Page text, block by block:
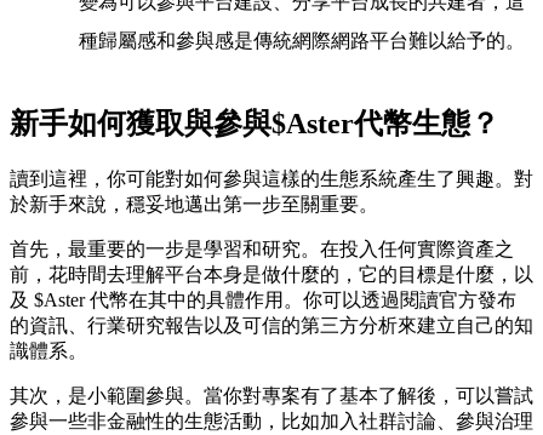
種歸屬感和參與感是傳統網際網路平台難以給予的。
新手如何獲取與參與$Aster代幣生態？
讀到這裡，你可能對如何參與這樣的生態系統產生了興趣。對
於新手來說，穩妥地邁出第一步至關重要。
首先，最重要的一步是學習和研究。在投入任何實際資產之
前，花時間去理解平台本身是做什麼的，它的目標是什麼，以
及 $Aster 代幣在其中的具體作用。你可以透過閱讀官方發布
的資訊、行業研究報告以及可信的第三方分析來建立自己的知
識體系。
其次，是小範圍參與。當你對專案有了基本了解後，可以嘗試
參與一些非金融性的生態活動，比如加入社群討論、參與治理